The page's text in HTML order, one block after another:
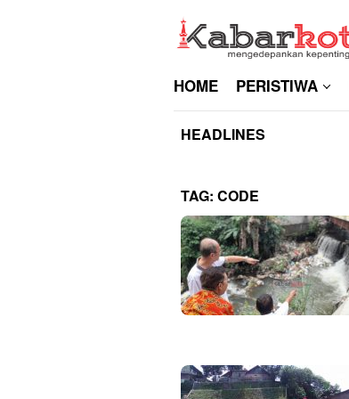
HOME PERISTIWA
HEADLINES
TAG: CODE